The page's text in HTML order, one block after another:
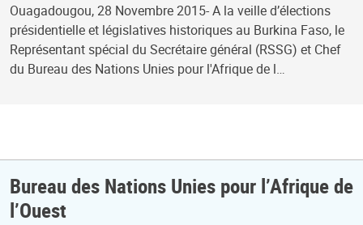
Ouagadougou, 28 Novembre 2015- A la veille d’élections
présidentielle et législatives historiques au Burkina Faso, le
Représentant spécial du Secrétaire général (RSSG) et Chef
du Bureau des Nations Unies pour l'Afrique de l…
Bureau des Nations Unies pour l’Afrique de
l’Ouest